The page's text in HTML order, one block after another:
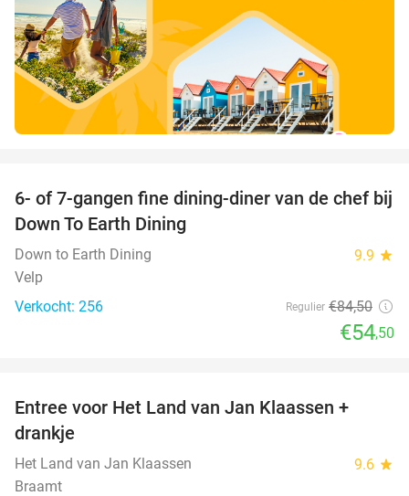
36%
6- of 7-gangen fine dining-diner van de chef bij
Down To Earth Dining
Down to Earth Dining 9.9 star
Velp
Verkocht: 256
Regulier €84,50
€54,50
Entree voor Het Land van Jan Klaassen +
drankje
Het Land van Jan Klaassen 9.6 star
Braamt